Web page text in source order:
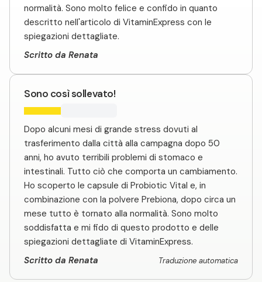
normalità. Sono molto felice e confido in quanto
descritto nell'articolo di VitaminExpress con le
spiegazioni dettagliate.
Scritto da Renata
Sono così sollevato!
Dopo alcuni mesi di grande stress dovuti al
trasferimento dalla città alla campagna dopo 50
anni, ho avuto terribili problemi di stomaco e
intestinali. Tutto ciò che comporta un cambiamento.
Ho scoperto le capsule di Probiotic Vital e, in
combinazione con la polvere Prebiona, dopo circa un
mese tutto è tornato alla normalità. Sono molto
soddisfatta e mi fido di questo prodotto e delle
spiegazioni dettagliate di VitaminExpress.
Scritto da Renata
Traduzione automatica